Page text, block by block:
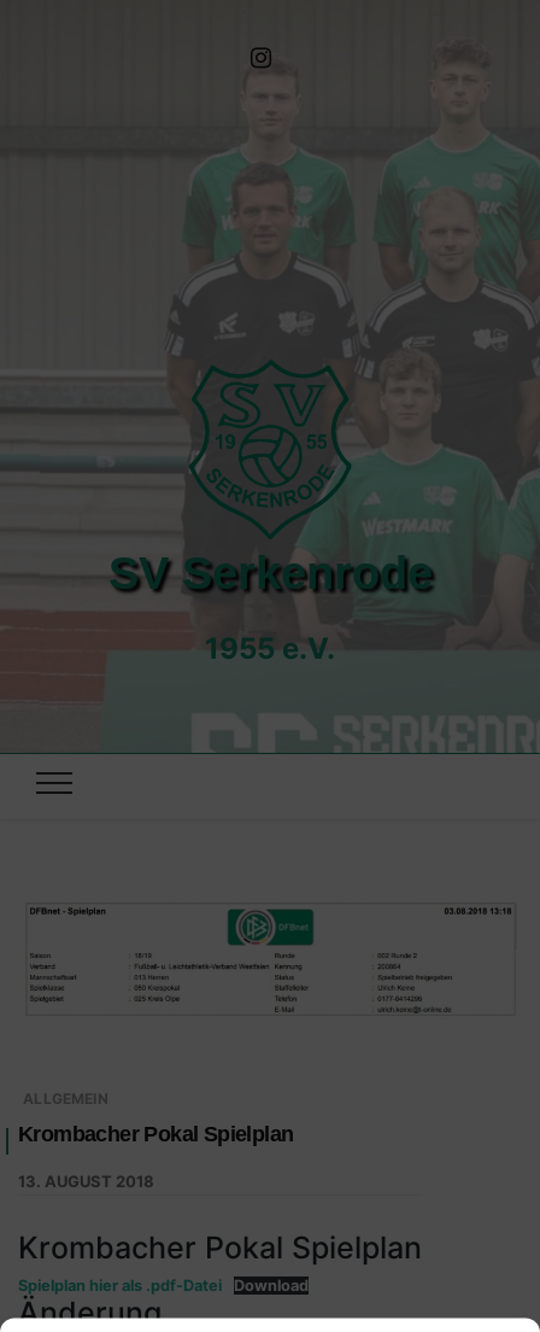
SV Serkenrode
1955 e.V.
ALLGEMEIN
Krombacher Pokal Spielplan
13. AUGUST 2018
Krombacher Pokal Spielplan
Spielplan hier als .pdf-Datei Download
Änderung